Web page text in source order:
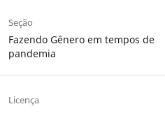
Seção
Fazendo Gênero em tempos de
pandemia
Licença